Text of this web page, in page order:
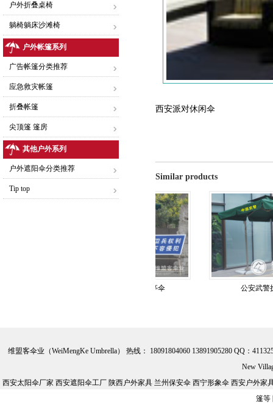
户外折叠桌椅
躺椅躺床沙滩椅
户外帐篷系列
广告帐篷分类推荐
应急救灾帐篷
折叠帐篷
尖顶篷 篷房
其他户外系列
户外遮阳伞分类推荐
Tip top
西安派对休闲伞
Similar products
公安武警执勤
维盟客伞业（WeiMengKe Umbrella） 热线： 18091804060 13891905280 QQ：
New
西安太阳伞厂家 西安遮阳伞工厂 陕西户外家具 兰州保安伞 西宁形象伞 西安户外
篷等